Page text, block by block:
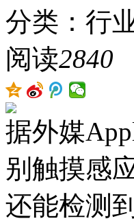
分类：行
阅读2840
据外媒
别触摸感
还能检测